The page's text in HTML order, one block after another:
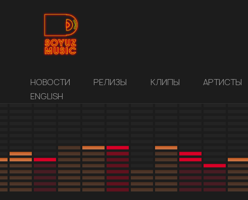
НОВОСТИ РЕЛИЗЫ КЛИПЫ АРТИСТЫ
ENGLISH